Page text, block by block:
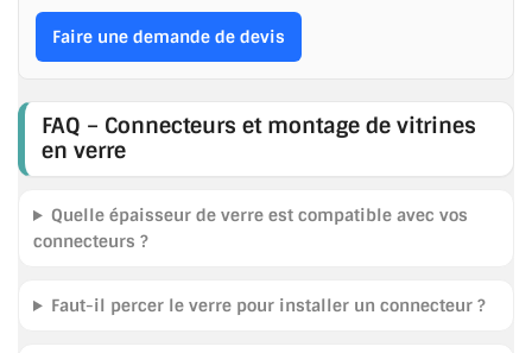
Faire une demande de devis
FAQ – Connecteurs et montage de vitrines
en verre
Quelle épaisseur de verre est compatible avec vos
connecteurs ?
Faut-il percer le verre pour installer un connecteur ?